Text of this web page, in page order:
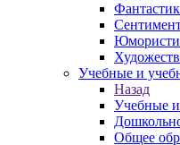
Учебные и
Назад
Учебные и
Общее